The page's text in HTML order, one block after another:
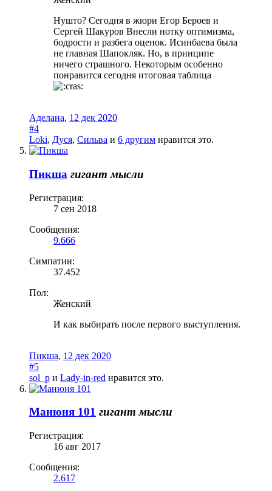
Нушто? Сегодня в жюри Егор Бероев и
Сергей Шакуров Внесли нотку оптимизма,
бодрости и разбега оценок. Исинбаева была
не главная Шапокляк. Но, в принципе
ничего страшного. Некоторым особенно
понравится сегодня итоговая таблица
Аделана, 12 дек 2020
#4
Loki, Дуся, Сильва и 6 другим нравится это.
Пикша гигант мысли
Регистрация:
7 сен 2018
Сообщения:
9.666
Симпатии:
37.452
Пол:
Женский
И как выбирать после первого выступления.
Пикша, 12 дек 2020
#5
sol_p и Lady-in-red нравится это.
Манюня 101 гигант мысли
Регистрация:
16 авг 2017
Сообщения:
2.617